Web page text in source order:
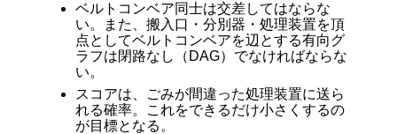
ベルトコンベア同士は交差してはならな
い。また、搬入口・分別器・処理装置を頂
点としてベルトコンベアを辺とする有向グ
ラフは閉路なし（DAG）でなければならな
い。
スコアは、ごみが間違った処理装置に送ら
れる確率。これをできるだけ小さくするの
が目標となる。